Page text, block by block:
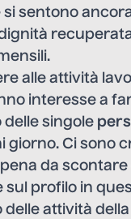
sentono
alle attività
interesse a
singole
giorno. Ci sono
da
profilo in
attività